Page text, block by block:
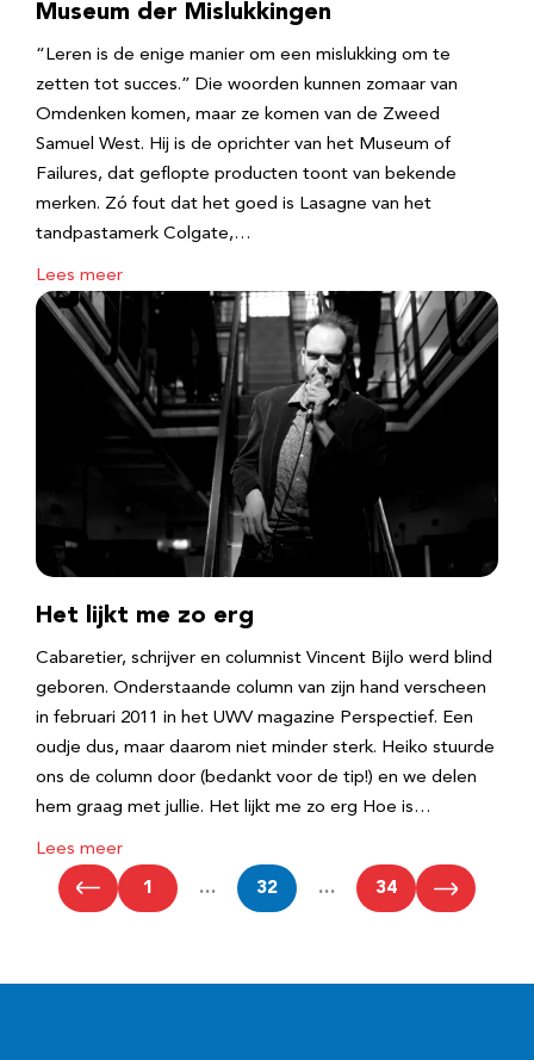
Museum der Mislukkingen
“Leren is de enige manier om een mislukking om te
zetten tot succes.” Die woorden kunnen zomaar van
Omdenken komen, maar ze komen van de Zweed
Samuel West. Hij is de oprichter van het Museum of
Failures, dat geflopte producten toont van bekende
merken. Zó fout dat het goed is Lasagne van het
tandpastamerk Colgate,…
Lees meer
Het lijkt me zo erg
Cabaretier, schrijver en columnist Vincent Bijlo werd blind
geboren. Onderstaande column van zijn hand verscheen
in februari 2011 in het UWV magazine Perspectief. Een
oudje dus, maar daarom niet minder sterk. Heiko stuurde
ons de column door (bedankt voor de tip!) en we delen
hem graag met jullie. Het lijkt me zo erg Hoe is…
Lees meer
1 … 32 … 34